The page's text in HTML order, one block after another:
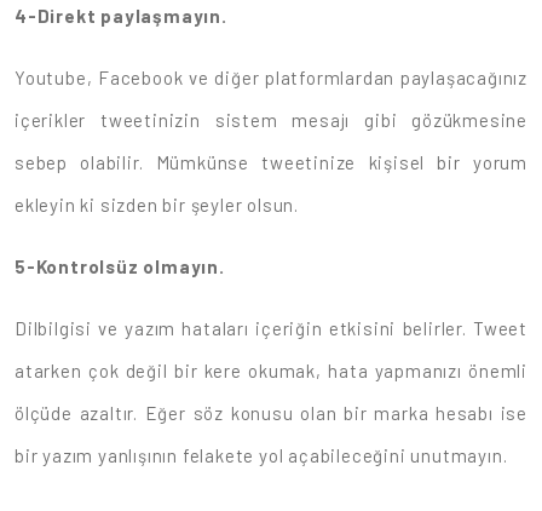
4-Direkt paylaşmayın.
Youtube, Facebook ve diğer platformlardan paylaşacağınız
içerikler tweetinizin sistem mesajı gibi gözükmesine
sebep olabilir. Mümkünse tweetinize kişisel bir yorum
ekleyin ki sizden bir şeyler olsun.
5-Kontrolsüz olmayın.
Dilbilgisi ve yazım hataları içeriğin etkisini belirler. Tweet
atarken çok değil bir kere okumak, hata yapmanızı önemli
ölçüde azaltır. Eğer söz konusu olan bir marka hesabı ise
bir yazım yanlışının felakete yol açabileceğini unutmayın.